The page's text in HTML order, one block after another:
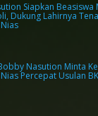
Siapkan Beasiswa
Dukung Lahirnya
Nasution Minta
Percepat Usulan